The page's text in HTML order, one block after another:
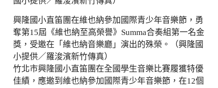
興隆國小直笛團在維也納參加國際青少年音樂節，勇
奪第15屆《維也納至高榮譽》Summa合奏組第一名金
獎，受邀在「維也納音樂廳」演出的殊榮。（興隆國
小提供／羅浚濱新竹傳真）
竹北市興隆國小直笛團在全國學生音樂比賽履獲特優
佳績，應邀到維也納參加國際青少年音樂節，在12個